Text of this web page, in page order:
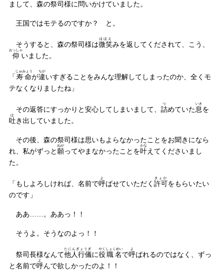
まして、森の祭司様に問いかけていました。
王国ではモテるのですか？ と。
そうすると、森の祭司様は微笑
ほほえ
みを返してくだされて、こう、
仰
おっしゃ
いました。
「寿命
じゅみょう
が違
ちが
いすぎることをみんな理解してしまったのか、全くモ
テなくなりましたね」
その返答にすっかりと安心してしまいまして、 詰
つ
めていた息
いき
を
吐
は
き出していました。
その後、森の祭司様は思いもよらなかったことをお聞きになら
れ、私がずっと 願
ねが
ってやまなかったことを叶
かな
えてくださいまし
た。
「もしよろしければ、名前で呼
よ
ばせていただく 許可
きょか
をもらいたい
のです」
ああ……。ああっ！！
そうよ。そうなのよっ！！
祭司長様なんて他人行儀
たにんぎょうぎ
に役
やく
職名
しょくめい
で呼
よ
ばれるのではなく、ずっ
と名前で呼
よ
んで欲しかったのよ！！